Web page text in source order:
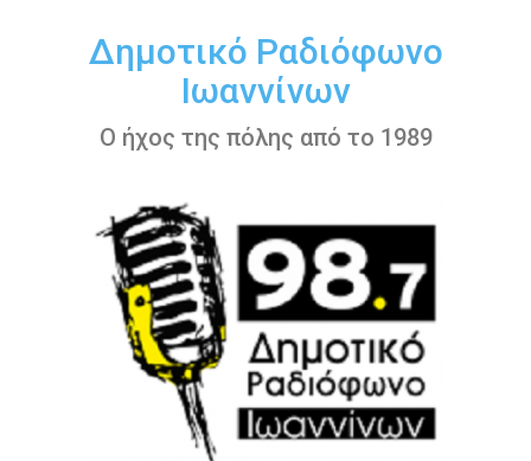
περιεχόμενοΔημοτικό Ραδιόφωνο
Ιωαννίνων
Ο ήχος της πόλης από το 1989